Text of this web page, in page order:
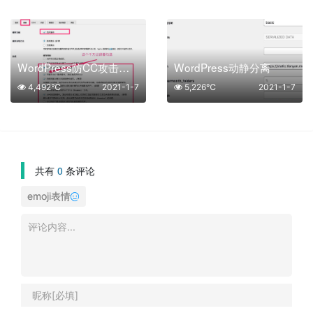
WordPress防CC攻击设置教程
2021-1-7
4,492℃
WordPress动静分离
2021-1-7
5,226℃
共有 0 条评论
emoji表情